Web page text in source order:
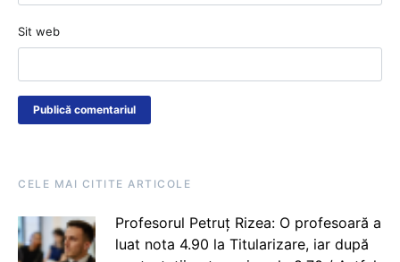
Sit web
CELE MAI CITITE ARTICOLE
Profesorul Petruț Rizea: O profesoară a
luat nota 4.90 la Titularizare, iar după